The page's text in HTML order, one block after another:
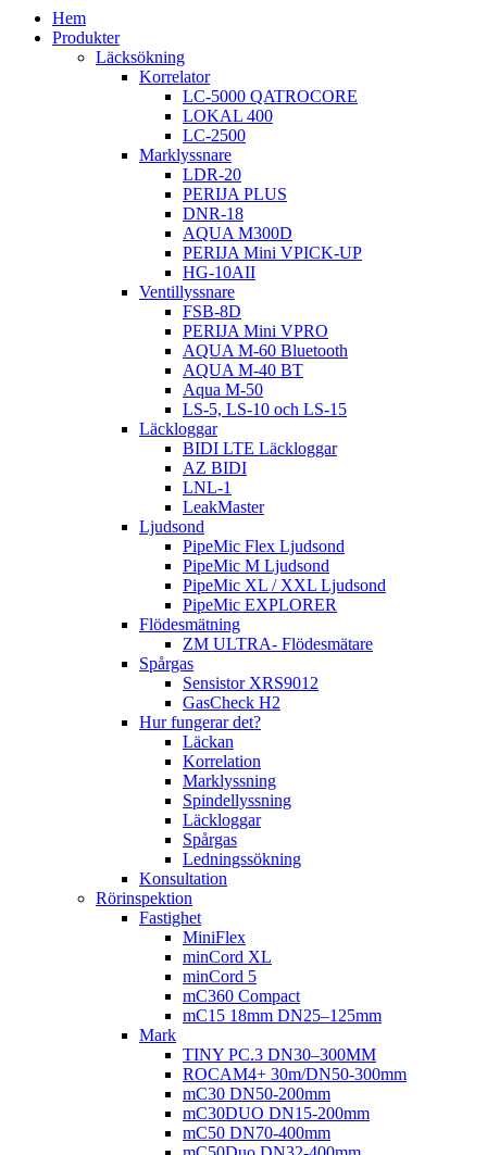
Hem
Produkter
Läcksökning
Korrelator
LC-5000 QATROCORE
LOKAL 400
LC-2500
Marklyssnare
LDR-20
PERIJA PLUS
DNR-18
AQUA M300D
PERIJA Mini VPICK-UP
HG-10AII
Ventillyssnare
FSB-8D
PERIJA Mini VPRO
AQUA M-60 Bluetooth
AQUA M-40 BT
Aqua M-50
LS-5, LS-10 och LS-15
Läckloggar
BIDI LTE Läckloggar
AZ BIDI
LNL-1
LeakMaster
Ljudsond
PipeMic Flex Ljudsond
PipeMic M Ljudsond
PipeMic XL / XXL Ljudsond
PipeMic EXPLORER
Flödesmätning
ZM ULTRA- Flödesmätare
Spårgas
Sensistor XRS9012
GasCheck H2
Hur fungerar det?
Läckan
Korrelation
Marklyssning
Spindellyssning
Läckloggar
Spårgas
Ledningssökning
Konsultation
Rörinspektion
Fastighet
MiniFlex
minCord XL
minCord 5
mC360 Compact
mC15 18mm DN25–125mm
Mark
TINY PC.3 DN30–300MM
ROCAM4+ 30m/DN50-300mm
mC30 DN50-200mm
mC30DUO DN15-200mm
mC50 DN70-400mm